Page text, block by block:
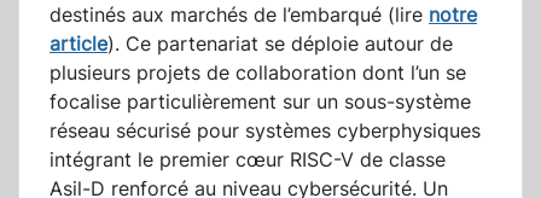
destinés aux marchés de l’embarqué (lire notre
article). Ce partenariat se déploie autour de
plusieurs projets de collaboration dont l’un se
focalise particulièrement sur un sous-système
réseau sécurisé pour systèmes cyberphysiques
intégrant le premier cœur RISC-V de classe
Asil-D renforcé au niveau cybersécurité. Un